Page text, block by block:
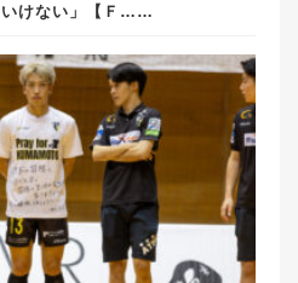
いけない」【Ｆ……